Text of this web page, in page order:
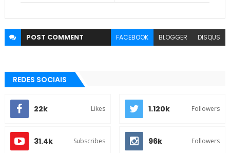
POST COMMENT FACEBOOK BLOGGER DISQUS
REDES SOCIAIS
22k Likes 1.120k Followers
31.4k Subscribes 96k Followers